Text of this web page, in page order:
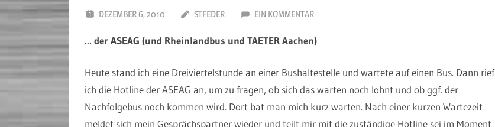
DEZEMBER 6, 2010 STFEDER EIN KOMMENTAR
… der ASEAG (und Rheinlandbus und TAETER Aachen)
Heute stand ich eine Dreiviertelstunde an einer Bushaltestelle und wartete auf einen Bus. Dann rief
ich die Hotline der ASEAG an, um zu fragen, ob sich das warten noch lohnt und ob ggf. der
Nachfolgebus noch kommen wird. Dort bat man mich kurz warten. Nach einer kurzen Wartezeit
meldet sich mein Gesprächspartner wieder und teilt mir mit die zuständige Hotline sei im Moment